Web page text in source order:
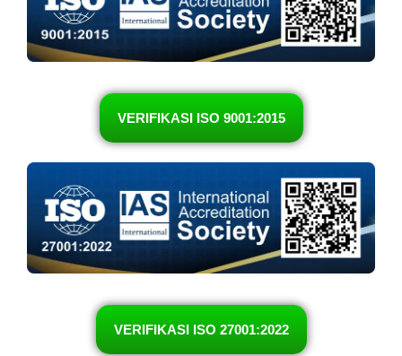
VERIFIKASI ISO 9001:2015
VERIFIKASI ISO 27001:2022